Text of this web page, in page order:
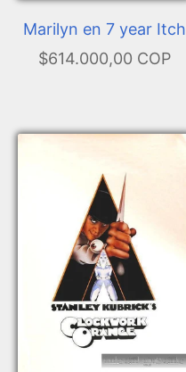
Marilyn en 7 year Itch
$614.000,00 COP